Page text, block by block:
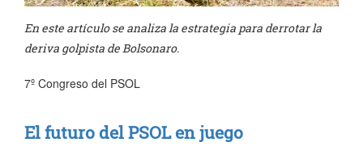
En este artículo se analiza la estrategia para derrotar la
deriva golpista de Bolsonaro.
7º Congreso del PSOL
El futuro del PSOL en juego